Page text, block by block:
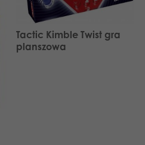
Tactic Kimble Twist gra
planszowa